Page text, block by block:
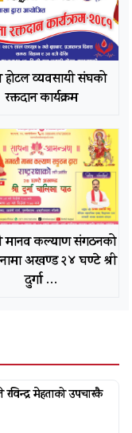
होटल व्यवसायी संघको
रक्तदान कार्यक्रम
मानव कल्याण संगठनको
अखण्ड २४ घण्टे श्री
दुर्गा …
मेहताको उपचारकै